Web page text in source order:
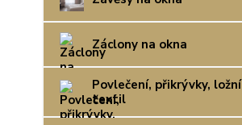
Záclony na okna
Povlečení, přikrývky, ložní
textil